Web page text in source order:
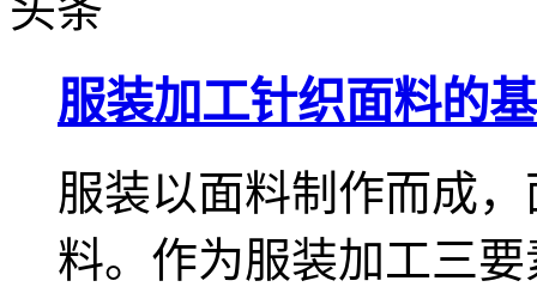
头条
服装加工针织面料的
服装以面料制作而成
料。作为服装加工三